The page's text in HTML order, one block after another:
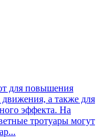
для повышения
а также для
эффекта. На
тротуары могут